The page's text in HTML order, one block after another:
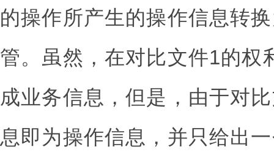
的操作所产生的操作信息转
管。虽然，在对比文件1的权
成业务信息，但是，由于对
息即为操作信息，并只给出